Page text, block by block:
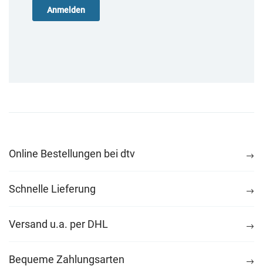
Online Bestellungen bei dtv
Schnelle Lieferung
Versand u.a. per DHL
Bequeme Zahlungsarten